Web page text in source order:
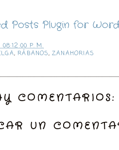
P. M.
, RÁBANOS,ZANAHORIAS
COMENTARIOS:
UN